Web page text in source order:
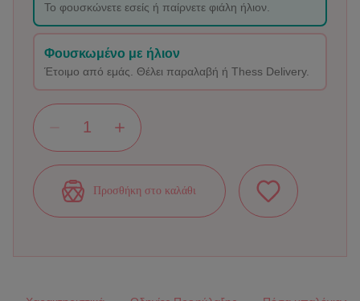
Το φουσκώνετε εσείς ή παίρνετε φιάλη ήλιον.
Φουσκωμένο με ήλιον
Έτοιμο από εμάς. Θέλει παραλαβή ή Thess Delivery.
Προσθήκη στο καλάθι